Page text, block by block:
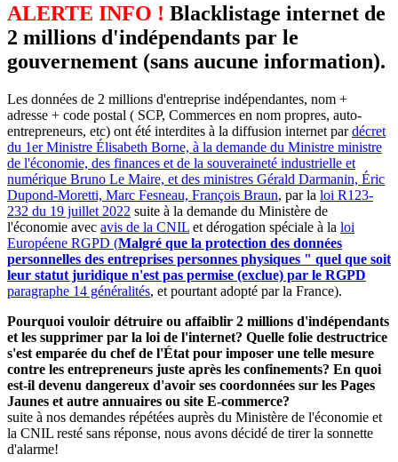
ALERTE INFO ! Blacklistage internet de
2 millions d'indépendants par le
gouvernement (sans aucune information).
Les données de 2 millions d'entreprise indépendantes, nom +
adresse + code postal ( SCP, Commerces en nom propres, auto-
entrepreneurs, etc) ont été interdites à la diffusion internet pardécret
du 1er Ministre Élisabeth Borne, à la demande du Ministre ministre
de l'économie, des finances et de la souveraineté industrielle et
numérique Bruno Le Maire, et des ministres Gérald Darmanin, Éric
Dupond-Moretti, Marc Fesneau, François Braun, par la loi R123-
232 du 19 juillet 2022 suite à la demande du Ministère de
l'économie avec avis de la CNIL et dérogation spéciale à la loi
Européene RGPD (Malgré que la protection des données
personnelles des entreprises personnes physiques " quel que soit
leur statut juridique n'est pas permise (exclue) par le RGPD
paragraphe 14 généralités, et pourtant adopté par la France).
Pourquoi vouloir détruire ou affaiblir 2 millions d'indépendants
et les supprimer par la loi de l'internet? Quelle folie destructrice
s'est emparée du chef de l'État pour imposer une telle mesure
contre les entrepreneurs juste après les confinements? En quoi
est-il devenu dangereux d'avoir ses coordonnées sur les Pages
Jaunes et autre annuaires ou site E-commerce?
suite à nos demandes répétées auprès du Ministère de l'économie et
la CNIL resté sans réponse, nous avons décidé de tirer la sonnette
d'alarme!